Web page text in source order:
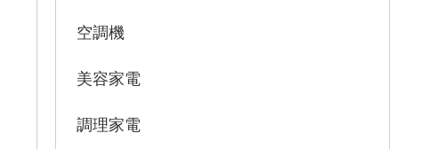
空調機
美容家電
調理家電